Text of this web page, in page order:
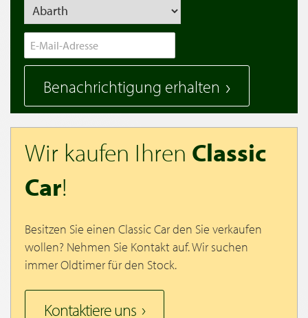
Benachrichtigung erhalten
Wir kaufen Ihren Classic
Car!
Besitzen Sie einen Classic Car den Sie verkaufen
wollen? Nehmen Sie Kontakt auf. Wir suchen
immer Oldtimer für den Stock.
Kontaktiere uns